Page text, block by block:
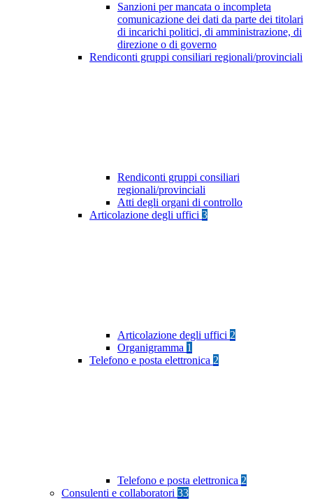
Sanzioni per mancata o incompleta
comunicazione dei dati da parte dei titolari
di incarichi politici, di amministrazione, di
direzione o di governo
Rendiconti gruppi consiliari regionali/provinciali
Rendiconti gruppi consiliari
regionali/provinciali
Atti degli organi di controllo
Articolazione degli uffici 3
Articolazione degli uffici 2
Organigramma 1
Telefono e posta elettronica 2
Telefono e posta elettronica 2
Consulenti e collaboratori 33